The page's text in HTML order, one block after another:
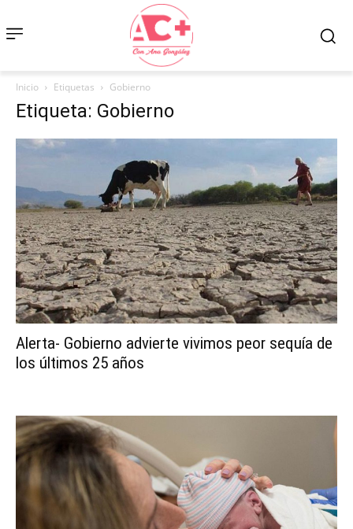
Inicio Etiquetas Gobierno
Etiqueta: Gobierno
Alerta- Gobierno advierte vivimos peor sequía de
los últimos 25 años